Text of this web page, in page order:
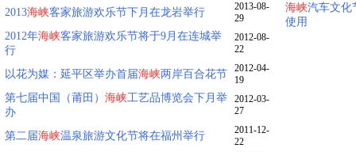
2013海峡客家旅游欢乐节下月在龙岩举行
2013-08-
29
2012年海峡客家旅游欢乐节将于9月在连城举
行
2012-08-
22
以花为媒：延平区举办首届海峡两岸百合花节
2012-04-
19
第七届中国（莆田） 海峡工艺品博览会下月举
办
2012-03-
27
第二届海峡温泉旅游文化节将在福州举行
2011-12-
22
海峡汽车文
使用